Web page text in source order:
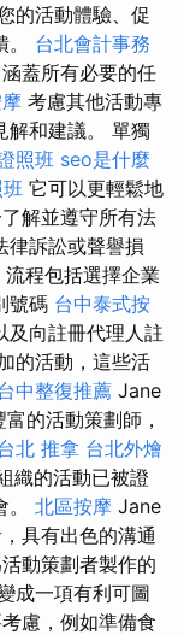
的活動體驗、促
台北會計事務
蓋所有必要的任
考慮其他活動專
解和建議。 單獨
照班 seo是什麼
它可以更輕鬆地
解並遵守所有法
律訴訟或聲譽損
程包括選擇企業
號碼 台中泰式按
及向註冊代理人註
的活動，這些活
中整復推薦 Jane
的活動策劃師，
北 推拿 台北外燴
織的活動已被證
北區按摩 Jane
具有出色的溝通
動策劃者製作的
成一項有利可圖
慮，例如準備食